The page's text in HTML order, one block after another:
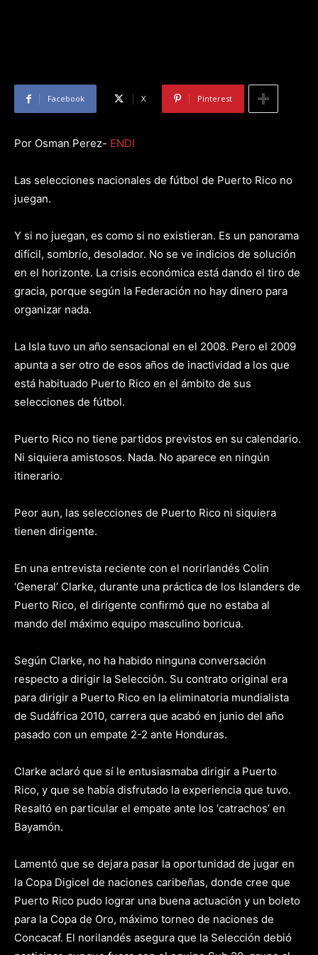
Facebook X Pinterest
Por Osman Perez- ENDI
Las selecciones nacionales de fútbol de Puerto Rico no
juegan.
Y si no juegan, es como si no existieran. Es un panorama
difícil, sombrío, desolador. No se ve indicios de solución
en el horizonte. La crisis económica está dando el tiro de
gracia, porque según la Federación no hay dinero para
organizar nada.
La Isla tuvo un año sensacional en el 2008. Pero el 2009
apunta a ser otro de esos años de inactividad a los que
está habituado Puerto Rico en el ámbito de sus
selecciones de fútbol.
Puerto Rico no tiene partidos previstos en su calendario.
Ni siquiera amistosos. Nada. No aparece en ningún
itinerario.
Peor aun, las selecciones de Puerto Rico ni siquiera
tienen dirigente.
En una entrevista reciente con el norirlandés Colin
‘General’ Clarke, durante una práctica de los Islanders de
Puerto Rico, el dirigente confirmó que no estaba al
mando del máximo equipo masculino boricua.
Según Clarke, no ha habido ninguna conversación
respecto a dirigir la Selección. Su contrato original era
para dirigir a Puerto Rico en la eliminatoria mundialista
de Sudáfrica 2010, carrera que acabó en junio del año
pasado con un empate 2-2 ante Honduras.
Clarke aclaró que sí le entusiasmaba dirigir a Puerto
Rico, y que se había disfrutado la experiencia que tuvo.
Resaltó en particular el empate ante los ‘catrachos’ en
Bayamón.
Lamentó que se dejara pasar la oportunidad de jugar en
la Copa Digicel de naciones caribeñas, donde cree que
Puerto Rico pudo lograr una buena actuación y un boleto
para la Copa de Oro, máximo torneo de naciones de
Concacaf. El norilandés asegura que la Selección debió